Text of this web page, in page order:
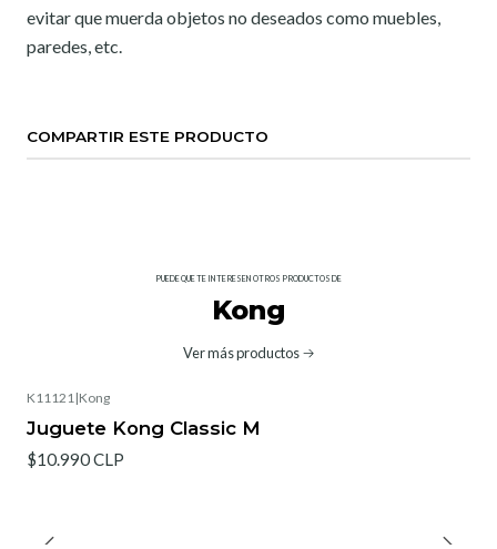
evitar que muerda objetos no deseados como muebles,
paredes, etc.
COMPARTIR ESTE PRODUCTO
PUEDE QUE TE INTERESEN OTROS PRODUCTOS DE
Kong
Ver más productos
K11121|Kong
Juguete Kong Classic M
$10.990 CLP